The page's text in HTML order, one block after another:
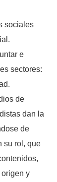
sociales
e
sectores:
de
dan la
de
su rol, que
y